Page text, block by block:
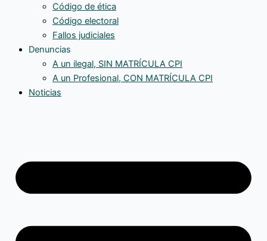
Código de ética
Código electoral
Fallos judiciales
Denuncias
A un ilegal, SIN MATRÍCULA CPI
A un Profesional, CON MATRÍCULA CPI
Noticias